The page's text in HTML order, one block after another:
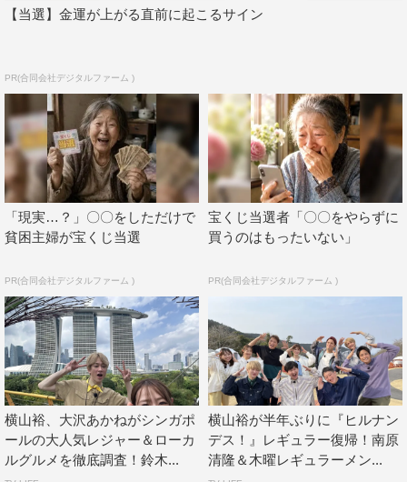
番組情報
『ヒルナンデス！』
日本テレビ系
毎週月曜～金曜 午前11時55分～午後1時55分 生放送
メーンMC：南原清隆
アシスタント：浦野モモ（日テレアナウンサー）
木曜レギュラー：横山裕（関ジャニ∞）、中間淳太・桐山
照史（WEST.）、生見愛瑠、木村昴、大沢あかね
番組公式HP：https://www.ntv.co.jp/hirunan/
番組公式Twitter：@fernandes_4ntv
番組公式Instagram：hirunandesu_ntv_official
【当選】金運が上がる直前に起こるサイン
PR(合同会社デジタルファーム )
「現実…？」〇〇をしただけで
貧困主婦が宝くじ当選
PR(合同会社デジタルファーム )
宝くじ当選者「〇〇をやらずに
買うのはもったいない」
PR(合同会社デジタルファーム )
横山裕、大沢あかねがシンガポ
ールの大人気レジャー＆ローカ
ルグルメを徹底調査！鈴木...
横山裕が半年ぶりに『ヒルナン
デス！』レギュラー復帰！南原
清隆＆木曜レギュラーメン...